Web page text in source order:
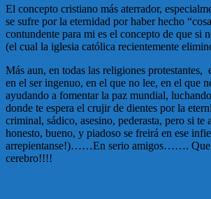
El concepto cristiano más aterrador,
se sufre por la eternidad por haber hecho
contundente para mi es el concepto de que si
(el cual la iglesia católica recientemente
Más aun, en todas las religiones
en el ser ingenuo, en el que no lee, en el que
ayudando a fomentar la paz mundial,
donde te espera el crujir de dientes por la
criminal, sádico, asesino, pederasta, pero si
honesto, bueno, y piadoso se freirá en ese
arrepientanse!)……En serio amigos……. Que
cerebro!!!!